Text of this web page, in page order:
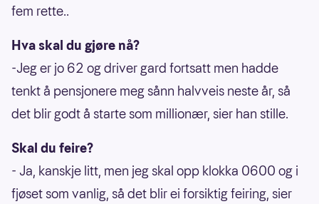
fem rette..
Hva skal du gjøre nå?
-Jeg er jo 62 og driver gard fortsatt men hadde
tenkt å pensjonere meg sånn halvveis neste år, så
det blir godt å starte som millionær, sier han stille.
Skal du feire?
- Ja, kanskje litt, men jeg skal opp klokka 0600 og i
fjøset som vanlig, så det blir ei forsiktig feiring, sier